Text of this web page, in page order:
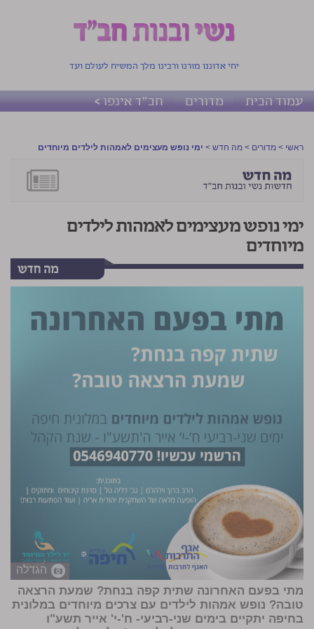
יחי אדוננו מורנו ורבינו מלך המשיח לעולם ועד
עמוד הבית מדורים חב"ד אינפו >
ראשי > מדורים > מה חדש > ימי נופש מעצימים לאמהות לילדים מיוחדים
ימי נופש מעצימים לאמהות לילדים
מיוחדים
הגדלה
מתי בפעם האחרונה שתית קפה בנחת? שמעת הרצאה
טובה? נופש אמהות לילדים עם צרכים מיוחדים במלונית
בחיפה יתקיים בימים שני-רביעי- ח'-י' אייר תשע"ו